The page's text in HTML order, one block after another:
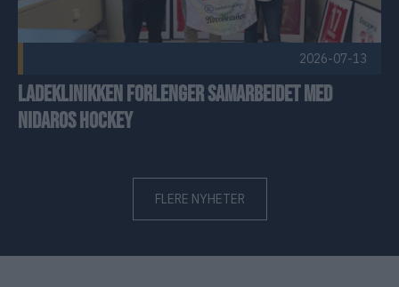
2026-07-13
Ladeklinikken forlenger samarbeidet med
Nidaros Hockey
FLERE NYHETER